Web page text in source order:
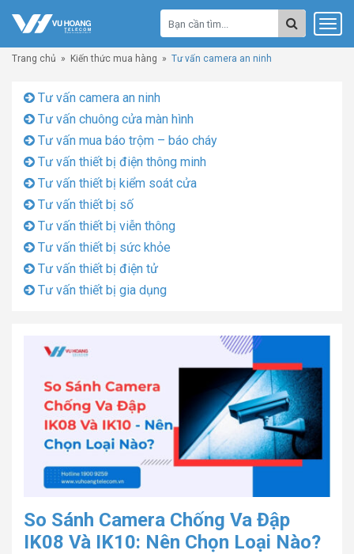
Trang chủ » Kiến thức mua hàng » Tư vấn camera an ninh
Tư vấn camera an ninh
Tư vấn chuông cửa màn hình
Tư vấn mua báo trộm – báo cháy
Tư vấn thiết bị điện thông minh
Tư vấn thiết bị kiểm soát cửa
Tư vấn thiết bị số
Tư vấn thiết bị viễn thông
Tư vấn thiết bị sức khỏe
Tư vấn thiết bị điện tử
Tư vấn thiết bị gia dụng
So Sánh Camera Chống Va Đập
IK08 Và IK10: Nên Chọn Loại Nào?